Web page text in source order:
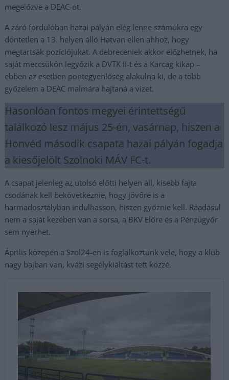
megelőzve a DEAC-ot.
A záró fordulóban hazai pályán elég lenne számukra egy
döntetlen a 13. helyen álló Hatvan ellen ahhoz, hogy
megtartsák pozíciójukat. A debreceniek akkor előzhetnek, ha
saját meccsükön legyőzik a DVTK II-t és a Karcag kikap –
ebben az esetben pontegyenlőség alakulna ki, de a több
győzelem a DEAC malmára hajtaná a vizet.
Hasonlóan fontos megyei érintettségű
találkozó lesz május 25-én, vasárnap, hiszen a
Honvéd második csapata hazai pályán fogadja
a kiesőjelölt Szolnoki MÁV FC-t.
A csapat jelenleg az utolsó előtti helyen áll, kisebb fajta
csodának kell bekövetkeznie, hogy jövőre is a
harmadosztályban indulhasson, hiszen győznie kell. Ráadásul
nem a saját kezében van a sorsa, a BKV Előre és a Pénzügyőr
sem nyerhet.
Április közepén a Szol24-en is foglalkoztunk vele, hogy a klub
nagy bajban van, kvázi segélykiáltást tett közzé.